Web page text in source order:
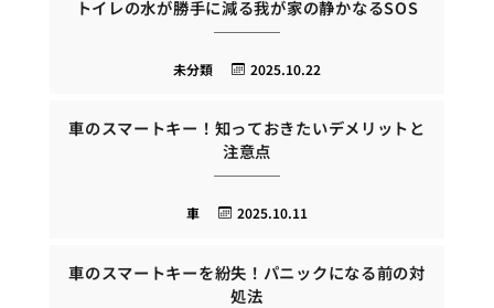
トイレの水が勝手に減る我が家の静かなるSOS
2025.10.22
未分類
車のスマートキー！知っておきたいデメリットと
注意点
2025.10.11
車
車のスマートキーを紛失！パニックになる前の対
処法